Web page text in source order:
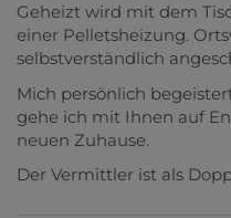
Geheizt wird mit dem
einer Pelletsheizung.
selbstverständlich
Mich persönlich
gehe ich mit Ihnen auf
neuen Zuhause.
Der Vermittler ist als